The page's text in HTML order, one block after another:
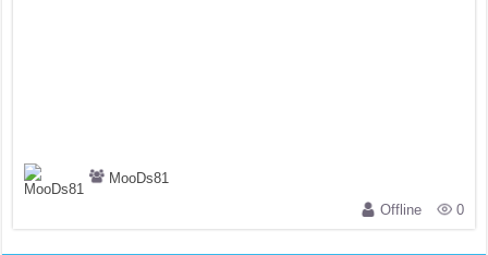
MooDs81
Offline
0